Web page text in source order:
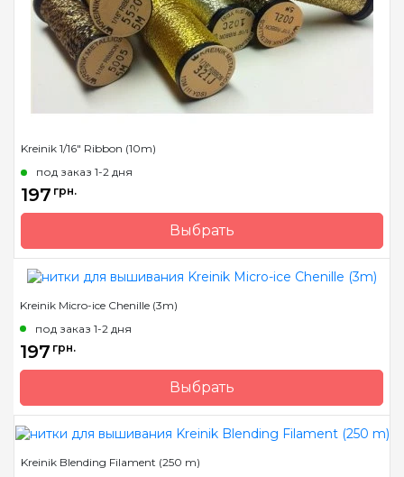
Kreinik 1/16" Ribbon (10m)
под заказ 1-2 дня
197 грн.
Выбрать
Бренд
Kreinik
Страна-производитель
США
Метраж
Состав
Kreinik Micro-ice Chenille (3m)
под заказ 1-2 дня
197 грн.
Выбрать
Бренд
Kreinik
Страна-производитель
США
Метраж
Kreinik Blending Filament (250 m)